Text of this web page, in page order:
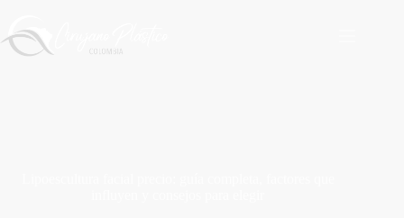
contenido